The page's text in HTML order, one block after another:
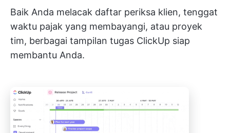
Baik Anda melacak daftar periksa klien, tenggat
waktu pajak yang membayangi, atau proyek
tim, berbagai tampilan tugas ClickUp siap
membantu Anda.